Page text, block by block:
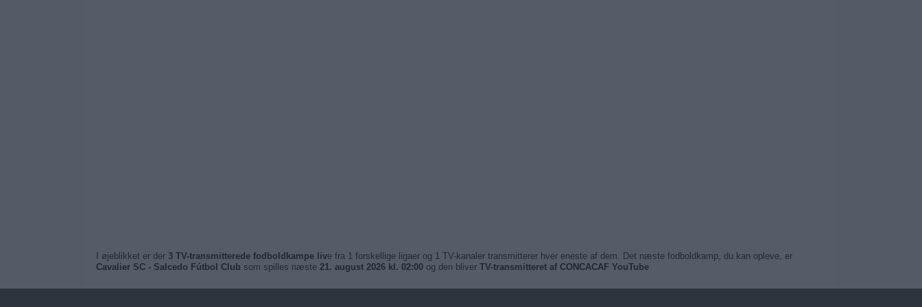
I øjeblikket er der 3 TV-transmitterede fodboldkampe live fra 1 forskellige ligaer og 1 TV-kanaler transmitterer hver eneste af dem. Det næste fodboldkamp, du kan opleve, er
Cavalier SC - Salcedo Fútbol Club som spilles næste 21. august 2026 kl. 02:00og den bliver TV-transmitteret af CONCACAF YouTube